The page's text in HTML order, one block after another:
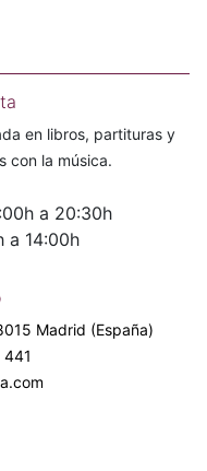
en libros, partituras y
con la música.
a 20:30h
a 14:00h
Madrid (España)